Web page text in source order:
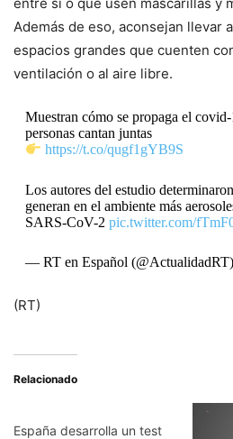
Además de eso, aconsejan llevar
espacios grandes que cuenten
ventilación o al aire libre.
Muestran cómo se propaga el
personas cantan juntas
https://t.co/qugf1gYB9S
Los autores del estudio
generan en el ambiente más
SARS-CoV-2 pic.twitter.com/
— RT en Español (@ActualidadRT)
(RT)
Relacionado
España desarrolla un test